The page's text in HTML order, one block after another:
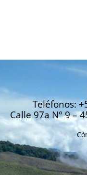
Teléfonos:
Calle 97a N° 9 –